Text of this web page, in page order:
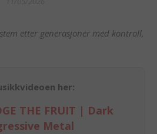
etter generasjoner med kontroll,
her:
THE FRUIT | Dark
Metal